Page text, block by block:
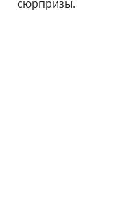
сюрпризы.